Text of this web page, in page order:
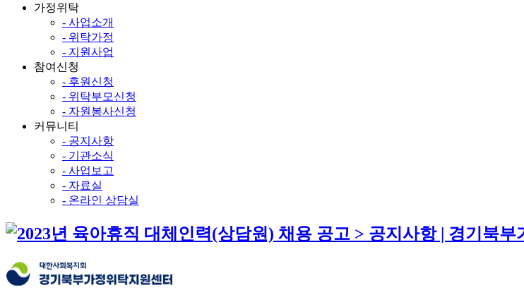
가정위탁
- 사업소개
- 위탁가정
- 지원사업
참여신청
- 후원신청
- 위탁부모신청
- 자원봉사신청
커뮤니티
- 공지사항
- 기관소식
- 사업보고
- 자료실
- 온라인 상담실